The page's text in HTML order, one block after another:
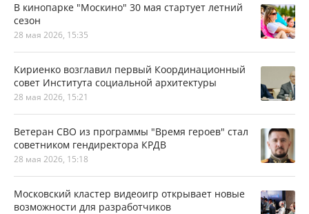
В кинопарке "Москино" 30 мая стартует летний
сезон
28 мая 2026, 15:35
Кириенко возглавил первый Координационный
совет Института социальной архитектуры
28 мая 2026, 15:21
Ветеран СВО из программы "Время героев" стал
советником гендиректора КРДВ
28 мая 2026, 15:18
Московский кластер видеоигр открывает новые
возможности для разработчиков